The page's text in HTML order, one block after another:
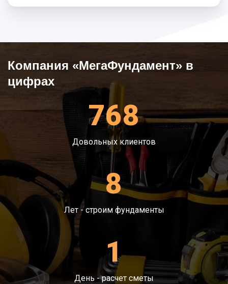
подбор глубины, счет показателей грунта и
разработка грунта;
Наша строительная фирма готова взять на себя
все обязательства по выполнению работ в
короткие сроки. Существует разные вариантов
монтажа конструкции для устойчивости:
ленточный – это мощный и крепкий каркас
для дальнейшего строительства;
свайный - для грунтов, различающихся
низкой возводимостью из-за высокого
содержания воды;
столбчатый – идеально подойдет для
постройки на промерзающей почве;
плитный - заполняется весь периметр,
используется для мелких построек;
кирпичный – отличная защита от
проседания и воды.
Очень важно предусмотреть влияние
непридвиденных условий на дальнейшую
судьбу конструкции. В противном случае
Компания «МегаФундамент» в
цифрах
768
Довольных клиентов
8
Лет - строим фундаменты
1
День - расчет сметы